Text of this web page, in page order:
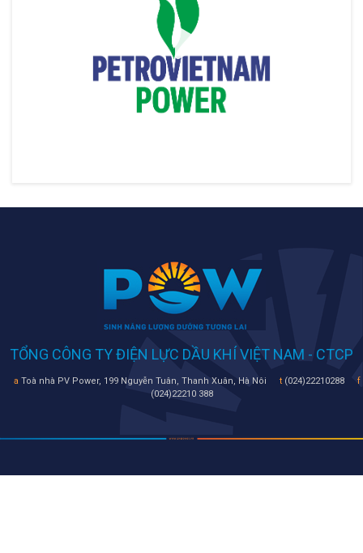
TỔNG CÔNG TY ĐIỆN LỰC DẦU KHÍ VIỆT NAM - CTCP
a Toà nhà PV Power, 199 Nguyễn Tuân, Thanh Xuân, Hà Nôi t(024)22210288
f
(024)22210 388